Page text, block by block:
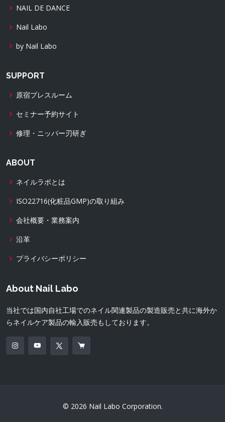
NAIL DE DANCE
Nail Labo
by Nail Labo
SUPPORT
原宿プレスルーム
セミナー予約サイト
修理・ニッパー刃研ぎ
ABOUT
ネイルラボとは
ISO22716(化粧品GMP)の取り組み
会社概要・業務案内
沿革
プライバシーポリシー
About Nail Labo
当社では国内自社工場でのネイル関連製品の製造販売と共に海外か
らネイルケア製品の輸入販売もしております。
© 2026 Nail Labo Corporation.